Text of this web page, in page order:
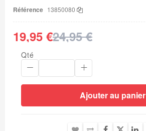
Galerie
Référence 13850080
19,95 €24,95 €
Qté
Ajouter au panier